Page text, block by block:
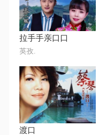
拉手手亲口口
英孜.
渡口